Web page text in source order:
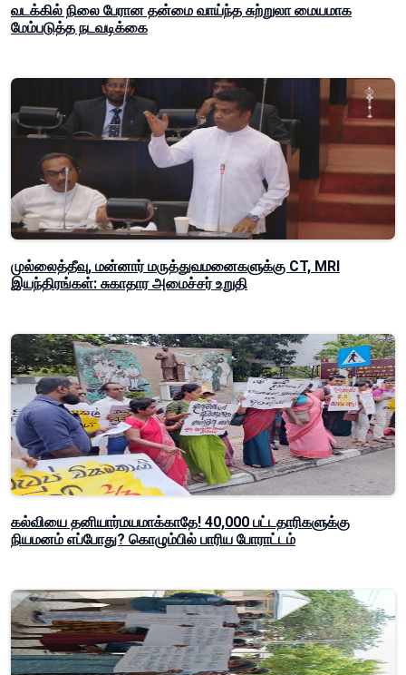
வடக்கில் நிலை பேரான தன்மை வாய்ந்த சுற்றுலா மையமாக
மேம்படுத்த நடவடிக்கை
முல்லைத்தீவு, மன்னார் மருத்துவமனைகளுக்கு CT, MRI
இயந்திரங்கள்: சுகாதார அமைச்சர் உறுதி
கல்வியை தனியார்மயமாக்காதே! 40,000 பட்டதாரிகளுக்கு
நியமனம் எப்போது? கொழும்பில் பாரிய போராட்டம்